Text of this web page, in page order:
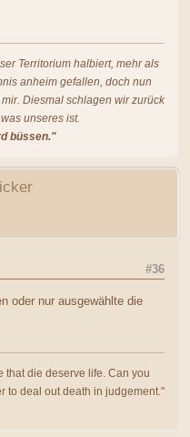
Territorium halbiert, mehr als
anheim gefallen, doch nun
Diesmal schlagen wir zurück
unseres ist.
büssen."
#36
oder nur ausgewählte die
that die deserve life. Can you
to deal out death in judgement."